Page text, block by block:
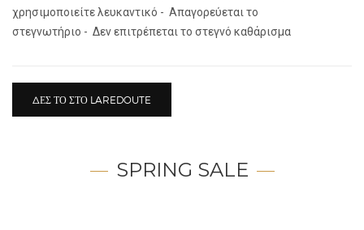
χρησιμοποιείτε λευκαντικό - Απαγορεύεται το
στεγνωτήριο - Δεν επιτρέπεται το στεγνό καθάρισμα
ΔΕΣ ΤΟ ΣΤΟ LAREDOUTE
SPRING SALE